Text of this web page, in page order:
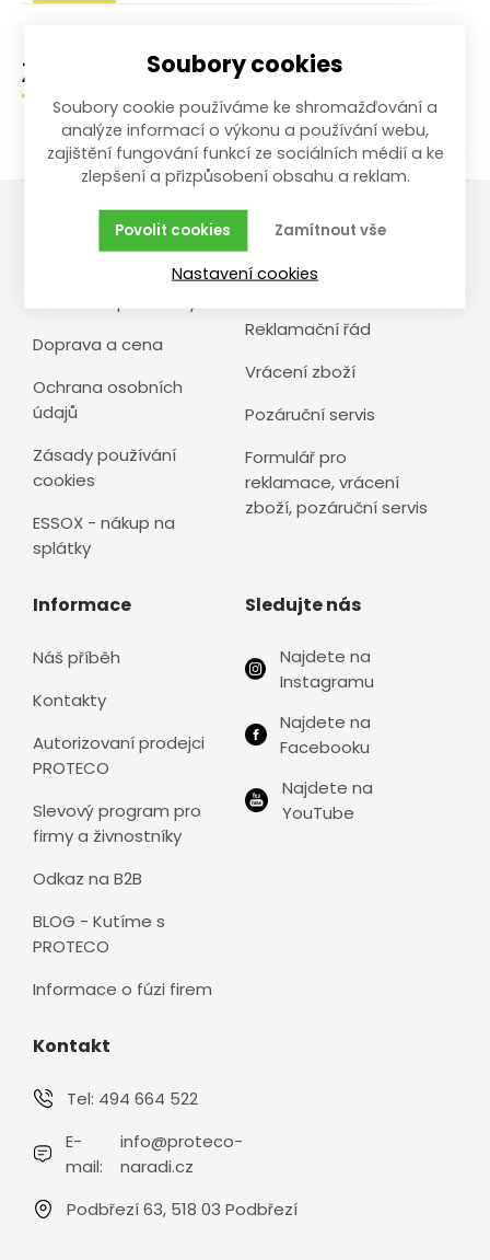
Zařazení zboží
Vše o nákupu
Doprava a cena
Ochrana osobních
údajů
Zásady používání
cookies
ESSOX - nákup na
splátky
Reklamace,
vrácení, servis
Reklamační řád
Vrácení zboží
Pozáruční servis
Formulář pro
reklamace, vrácení
zboží, pozáruční servis
Informace
Náš příběh
Kontakty
Autorizovaní prodejci
PROTECO
Slevový program pro
firmy a živnostníky
Odkaz na B2B
BLOG - Kutíme s
PROTECO
Informace o fúzi firem
Sledujte nás
Najdete na
Instagramu
Najdete na
Facebooku
Najdete na
YouTube
Kontakt
Tel: 494 664 522
E-
mail:
info@proteco-
naradi.cz
Podbřezí 63, 518 03 Podbřezí
Soubory cookies
Soubory cookie používáme ke shromažďování a
analýze informací o výkonu a používání webu,
zajištění fungování funkcí ze sociálních médií a ke
zlepšení a přizpůsobení obsahu a reklam.
Zamítnout vše
Povolit cookies
Nastavení cookies